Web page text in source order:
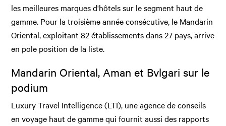
les meilleures marques d'hôtels sur le segment haut de
gamme. Pour la troisième année consécutive, le Mandarin
Oriental, exploitant 82 établissements dans 27 pays, arrive
en pole position de la liste.
Mandarin Oriental, Aman et Bvlgari sur le
podium
Luxury Travel Intelligence (LTI), une agence de conseils
en voyage haut de gamme qui fournit aussi des rapports